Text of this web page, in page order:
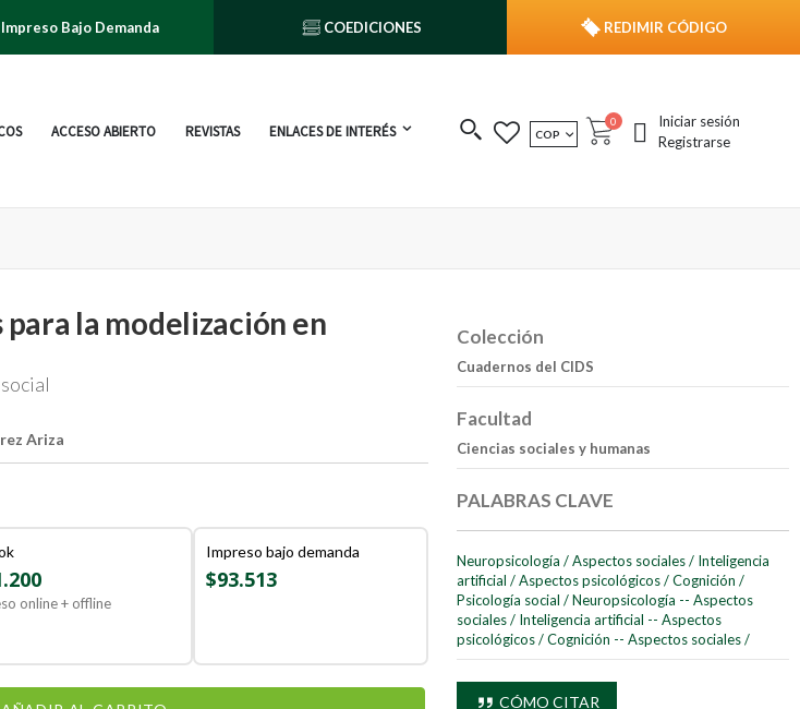
Impreso Bajo Demanda COEDICIONES REDIMIR CÓDIGO
ACCESO ABIERTO REVISTAS ENLACES DE INTERÉS MONEDA
COP Cart
0 publicacionesIniciar sesión
Registrarse
la modelización en
Ariza
online + offline
Impreso bajo demanda
$93.513
Colección
Cuadernos del CIDS
Facultad
Ciencias sociales y humanas
PALABRAS CLAVE
Neuropsicología / Aspectos sociales / Inteligencia
artificial / Aspectos psicológicos / Cognición /
Psicología social / Neuropsicología -- Aspectos
sociales / Inteligencia artificial -- Aspectos
psicológicos / Cognición -- Aspectos sociales /
CÓMO CITAR